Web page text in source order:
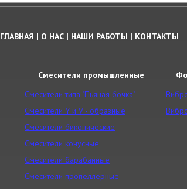
ГЛАВНАЯ | О НАС| НАШИ РАБОТЫ | КОНТАКТЫ
Смесители промышленные
Смесители типа "Пьяная бочка"
Смесители Y и V - образные
Смесители биконические
Смесители конусные
Смесители барабанные
Смесители пропеллерные